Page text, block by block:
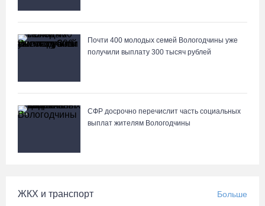
Почти 400 молодых семей Вологодчины уже
получили выплату 300 тысяч рублей
СФР досрочно перечислит часть социальных
выплат жителям Вологодчины
ЖКХ и транспорт Больше